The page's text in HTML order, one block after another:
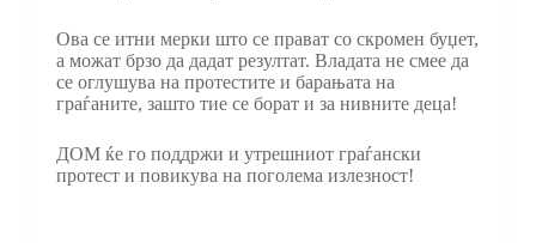
Ова се итни мерки што се прават со скромен буџет,
а можат брзо да дадат резултат. Владата не смее да
се оглушува на протестите и барањата на
граѓаните, зашто тие се борат и за нивните деца!
ДОМ ќе го поддржи и утрешниот граѓански
протест и повикува на поголема излезност!